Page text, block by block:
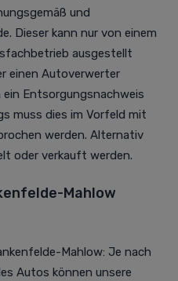
und
Dieser kann nur von einem
ausgestellt
einen Autoverwerter
Entsorgungsnachweis
muss dies im Vorfeld mit
werden. Alternativ
oder verkauft werden.
Mahlow
Mahlow: Je nach
Autos können unsere